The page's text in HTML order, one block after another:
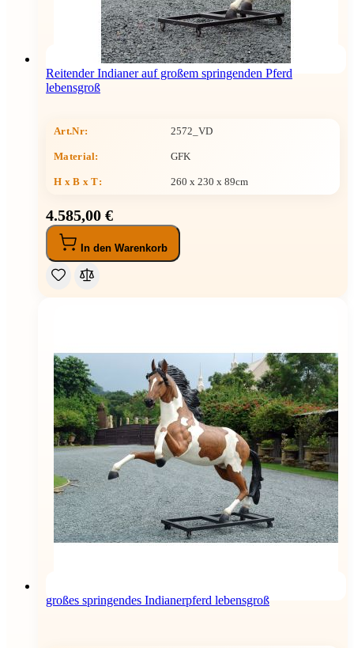
Reitender Indianer auf großem springenden Pferd
lebensgroß
Art.Nr: 2572_VD
Material: GFK
H x B x T: 260 x 230 x 89cm
4.585,00 €
In den Warenkorb
großes springendes Indianerpferd lebensgroß